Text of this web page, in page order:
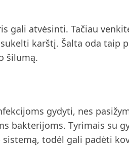
gali atvėsinti. Tačiau
karštį. Šalta oda taip
šilumą.
gydyti, nes
bakterijoms. Tyrimais su
todėl gali padėti